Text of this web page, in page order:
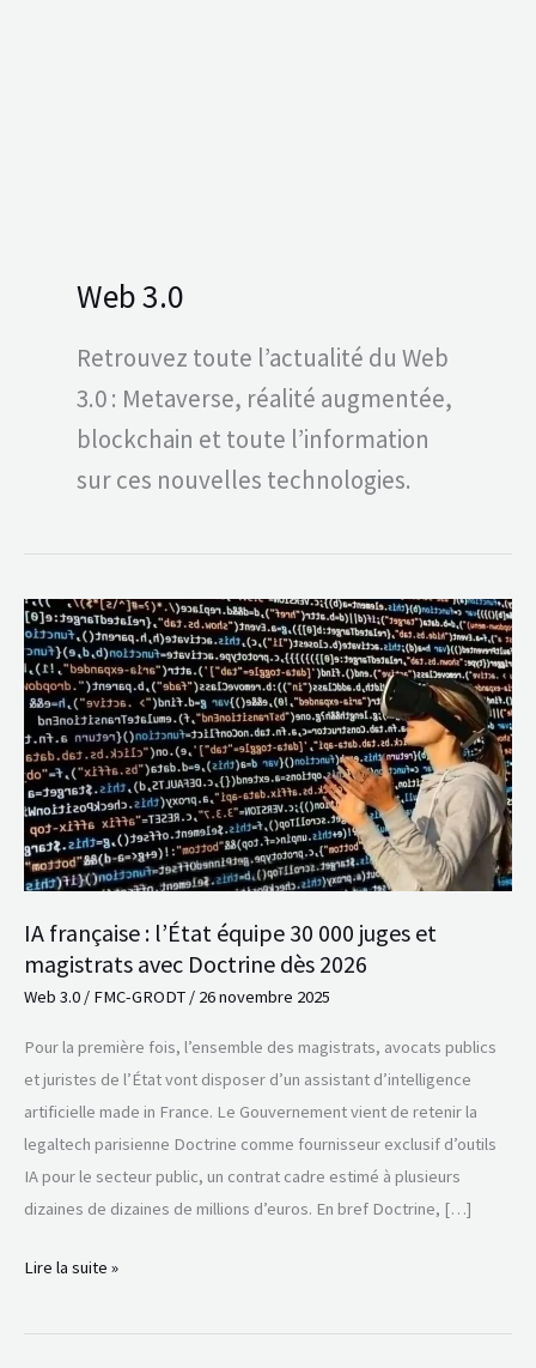
Web 3.0
Retrouvez toute l’actualité du Web
3.0 : Metaverse, réalité augmentée,
blockchain et toute l’information
sur ces nouvelles technologies.
IA française : l’État équipe 30 000 juges et
magistrats avec Doctrine dès 2026
Web 3.0 / FMC-GRODT / 26 novembre 2025
Pour la première fois, l’ensemble des magistrats, avocats publics
et juristes de l’État vont disposer d’un assistant d’intelligence
artificielle made in France. Le Gouvernement vient de retenir la
legaltech parisienne Doctrine comme fournisseur exclusif d’outils
IA pour le secteur public, un contrat cadre estimé à plusieurs
dizaines de dizaines de millions d’euros. En bref Doctrine, […]
IA
française
:
l’État
équipe
30
000
juges
et
avec
Doctrine
dès
Lire la suite »